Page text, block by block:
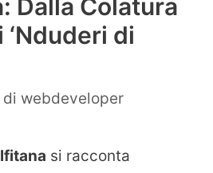
Dalla Colatura
di
di webdeveloper
si racconta